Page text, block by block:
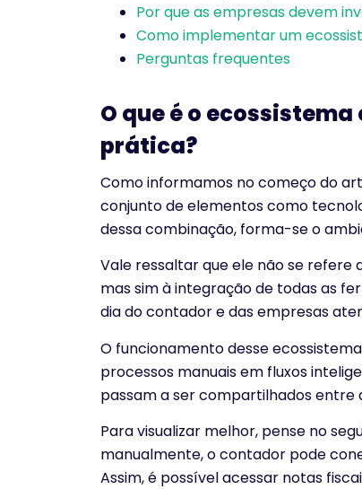
Por que as empresas devem
Como implementar um
Perguntas frequentes
O que é o
prática?
Como informamos no começo do
conjunto de elementos como
dessa combinação, forma-se o
Vale ressaltar que ele não se refere
mas sim à integração de todas as
dia do contador e das empresas
O funcionamento desse
processos manuais em fluxos
passam a ser compartilhados
Para visualizar melhor, pense no
manualmente, o contador pode
Assim, é possível acessar notas